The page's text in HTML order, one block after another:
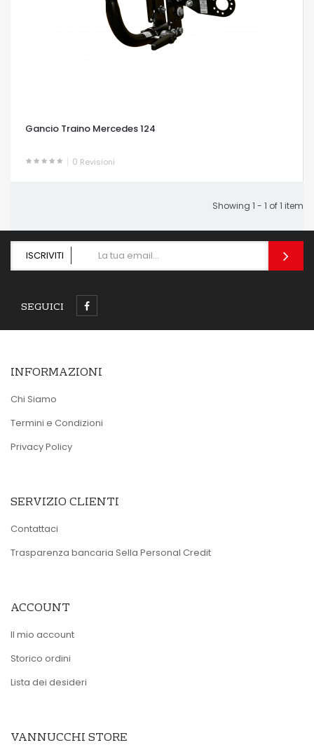
Gancio Traino Mercedes 124
0 Revisioni
OCCHIATA VELOCE
Showing 1 - 1 of 1 item
ISCRIVITI
SEGUICI
INFORMAZIONI
Chi Siamo
Termini e Condizioni
Privacy Policy
SERVIZIO CLIENTI
Contattaci
Trasparenza bancaria Sella Personal Credit
ACCOUNT
Il mio account
Storico ordini
Lista dei desideri
VANNUCCHI STORE